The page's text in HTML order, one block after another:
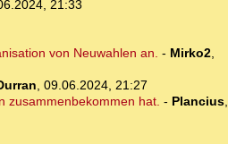
21:33
von Neuwahlen an. - Mirko2,
, 09.06.2024, 21:27
zusammenbekommen hat. - Plancius,